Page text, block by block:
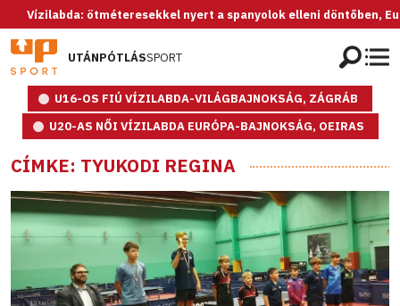
ötméteresekkel nyert a spanyolok elleni döntőben,
UTÁNPÓTLÁSSPORT
U16-OS FIÚ VÍZILABDA-VILÁGBAJNOKSÁG, ZÁGRÁB
U20-AS NŐI VÍZILABDA EURÓPA-BAJNOKSÁG, OEIRAS
CÍMKE: TYUKODI REGINA